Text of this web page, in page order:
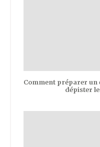
Comment préparer un
dépister